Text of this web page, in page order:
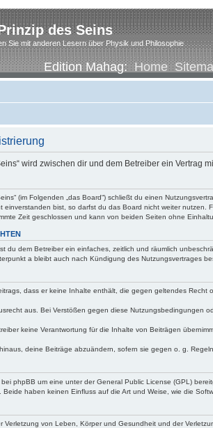
des Seins
Sie mit anderen Lesern über Physik und Philosophie
Edition Mahag:Home
wird zwischen dir und dem Betreiber ein Vertrag
(im Folgenden „das Board“) schließt du einen
einverstanden bist, so darfst du das Board nicht weiter
Zeit geschlossen und kann von beiden Seiten ohne
du dem Betreiber ein einfaches, zeitlich und räumlich
a bleibt auch nach Kündigung des Nutzungsvertrages
dass er keine Inhalte enthält, die gegen geltendes
aus. Bei Verstößen gegen diese Nutzungsbedingungen
keine Verantwortung für die Inhalte von Beiträgen
deine Beiträge abzuändern, sofern sie gegen o. g.
phpBB um eine unter der General Public License (GPL)
haben keinen Einfluss auf die Art und Weise, wie die
Verletzung von Leben, Körper und Gesundheit und der